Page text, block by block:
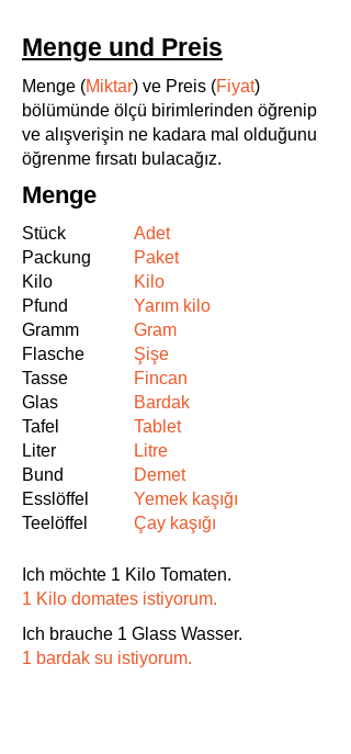
Menge und Preis
Menge (Miktar) ve Preis (Fiyat)
bölümünde ölçü birimlerinden öğrenip
ve alışverişin ne kadara mal olduğunu
öğrenme fırsatı bulacağız.
Menge
Stück
Packung
Kilo
Pfund
Gramm
Flasche
Tasse
Glas
Tafel
Liter
Bund
Esslöffel
Teelöffel
Adet
Paket
Kilo
Yarım kilo
Gram
Şişe
Fincan
Bardak
Tablet
Litre
Demet
Yemek kaşığı
Çay kaşığı
Ich möchte 1 Kilo Tomaten.
1 Kilo domates istiyorum.
Ich brauche 1 Glass Wasser.
1 bardak su istiyorum.